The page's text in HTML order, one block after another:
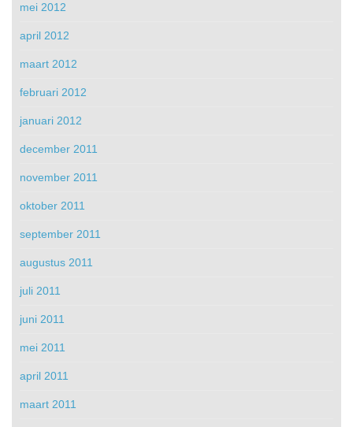
mei 2012
april 2012
maart 2012
februari 2012
januari 2012
december 2011
november 2011
oktober 2011
september 2011
augustus 2011
juli 2011
juni 2011
mei 2011
april 2011
maart 2011